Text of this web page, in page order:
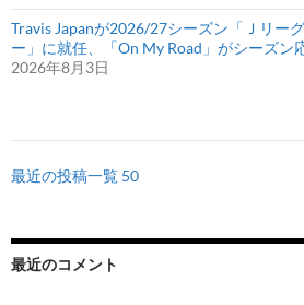
Travis Japanが2026/27シーズン「Ｊリー
ー」に就任、「On My Road」がシーズン
2026年8月3日
最近の投稿一覧 50
最近のコメント